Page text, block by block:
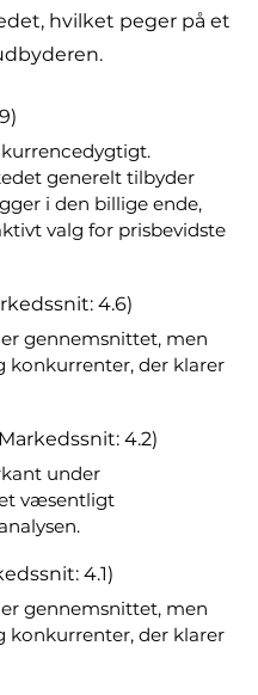
hvilket peger på et
generelt tilbyder
i den billige ende,
valg for prisbevidste
4.6)
gennemsnittet, men
konkurrenter, der klarer
4.2)
under
væsentligt
4.1)
gennemsnittet, men
konkurrenter, der klarer